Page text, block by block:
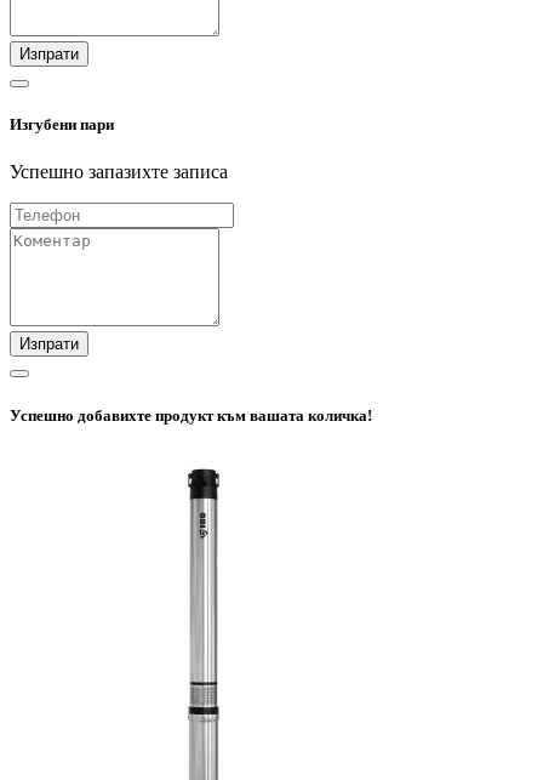
Изпрати
Изгубени пари
Успешно запазихте записа
Изпрати
Успешно добавихте продукт към вашата количка!